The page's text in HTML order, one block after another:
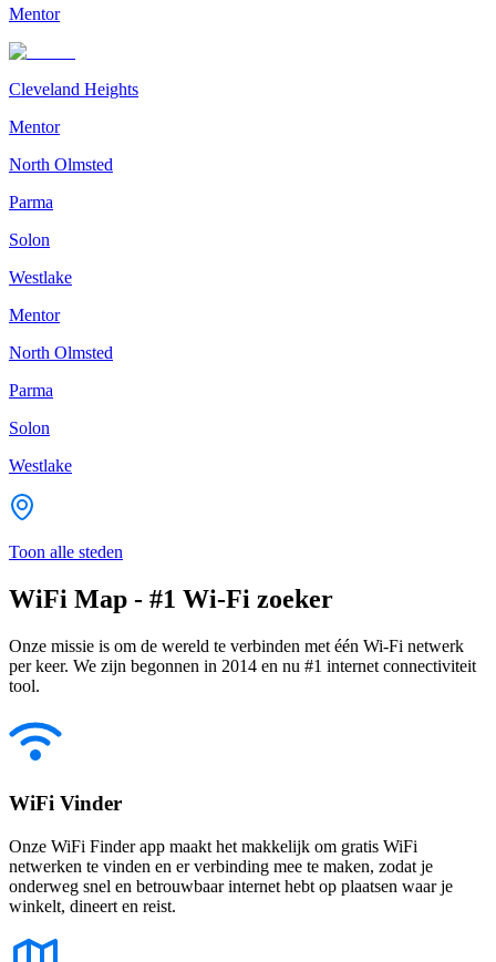
Mentor
Cleveland Heights
Mentor
North Olmsted
Parma
Solon
Westlake
Mentor
North Olmsted
Parma
Solon
Westlake
Toon alle steden
WiFi Map - #1 Wi-Fi zoeker
Onze missie is om de wereld te verbinden met één Wi-Fi netwerk
per keer. We zijn begonnen in 2014 en nu #1 internet connectiviteit
tool.
WiFi Vinder
Onze WiFi Finder app maakt het makkelijk om gratis WiFi
netwerken te vinden en er verbinding mee te maken, zodat je
onderweg snel en betrouwbaar internet hebt op plaatsen waar je
winkelt, dineert en reist.